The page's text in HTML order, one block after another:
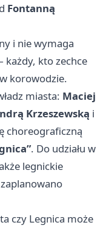
Fontanną
i nie wymaga
kto zechce
korowodzie.
miasta: Maciej
Krzeszewską i
choreograficzną
. Do udziału w
legnickie
czy Legnica może